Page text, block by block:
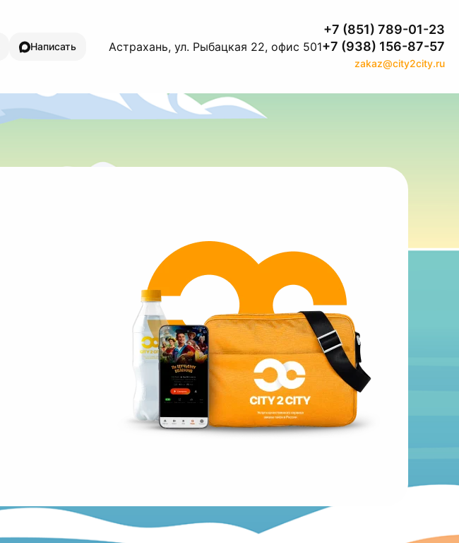
Написать Астрахань, ул. Рыбацкая 22, офис 501
+7 (851) 789-01-23
+7 (938) 156-87-57
zakaz@city2city.ru